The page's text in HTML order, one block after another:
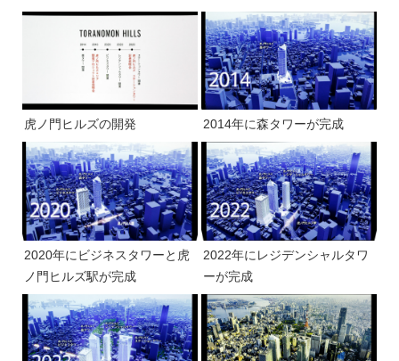
虎ノ門ヒルズの開発 2014年に森タワーが完成
2020年にビジネスタワーと虎
ノ門ヒルズ駅が完成
2022年にレジデンシャルタワ
ーが完成